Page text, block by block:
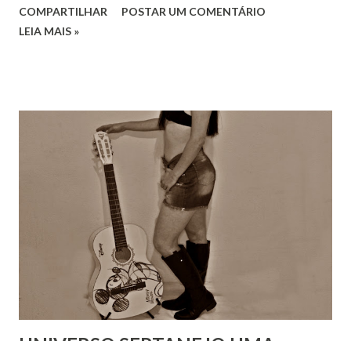
COMPARTILHAR
POSTAR UM COMENTÁRIO
LEIA MAIS »